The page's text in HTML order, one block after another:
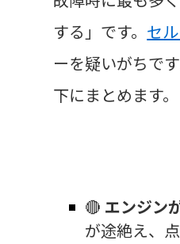
する」です。 セ
ーを疑いがちで
下にまとめます。
🔴 エンジン
が途絶え、